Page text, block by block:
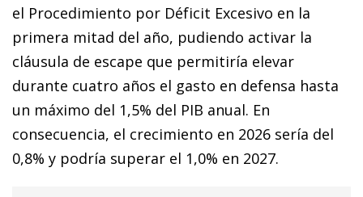
el Procedimiento por Déficit Excesivo en la
primera mitad del año, pudiendo activar la
cláusula de escape que permitiría elevar
durante cuatro años el gasto en defensa hasta
un máximo del 1,5% del PIB anual. En
consecuencia, el crecimiento en 2026 sería del
0,8% y podría superar el 1,0% en 2027.